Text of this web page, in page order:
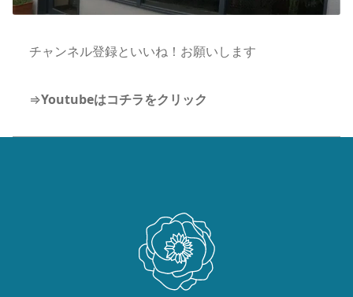
チャンネル登録といいね！お願いします
⇒Youtubeはコチラをクリック